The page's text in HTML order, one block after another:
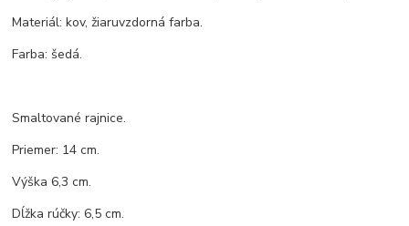
Materiál: kov, žiaruvzdorná farba.
Farba: šedá.
Smaltované rajnice.
Priemer: 14 cm.
Výška 6,3 cm.
Dĺžka rúčky: 6,5 cm.